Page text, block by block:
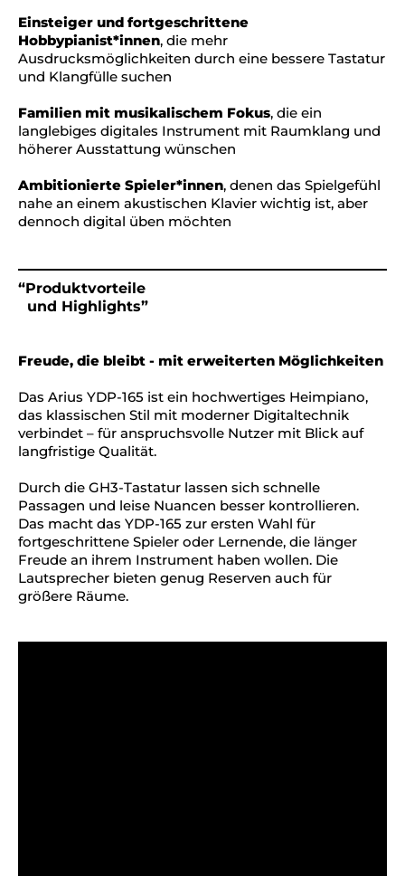
Einsteiger und fortgeschrittene
Hobbypianist*innen, die mehr
Ausdrucksmöglichkeiten durch eine bessere Tastatur
und Klangfülle suchen
Familien mit musikalischem Fokus, die ein
langlebiges digitales Instrument mit Raumklang und
höherer Ausstattung wünschen
Ambitionierte Spieler*innen, denen das Spielgefühl
nahe an einem akustischen Klavier wichtig ist, aber
dennoch digital üben möchten
“Produktvorteile
und Highlights”
Freude, die bleibt - mit erweiterten Möglichkeiten
Das Arius YDP-165 ist ein hochwertiges Heimpiano,
das klassischen Stil mit moderner Digitaltechnik
verbindet – für anspruchsvolle Nutzer mit Blick auf
langfristige Qualität.
Durch die GH3-Tastatur lassen sich schnelle
Passagen und leise Nuancen besser kontrollieren.
Das macht das YDP-165 zur ersten Wahl für
fortgeschrittene Spieler oder Lernende, die länger
Freude an ihrem Instrument haben wollen. Die
Lautsprecher bieten genug Reserven auch für
größere Räume.